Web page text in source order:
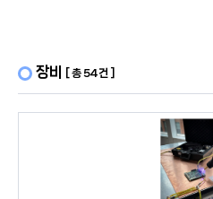
장비 [ 총 54건 ]